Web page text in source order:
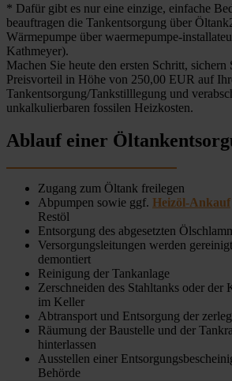
* Dafür gibt es nur eine einzige, einfache
beauftragen die Tankentsorgung über
Wärmepumpe über waermepumpe-
Kathmeyer).
Machen Sie heute den ersten Schritt, sichern
Preisvorteil in Höhe von 250,00 EUR auf
Tankentsorgung/Tankstilllegung und
unkalkulierbaren fossilen Heizkosten.
Ablauf einer
Zugang zum Öltank freilegen
Abpumpen sowie ggf. Heizöl-Ankauf
Restöl
Entsorgung des abgesetzten
Versorgungsleitungen werden
demontiert
Reinigung der Tankanlage
Zerschneiden des Stahltanks oder der
im Keller
Abtransport und Entsorgung der
Räumung der Baustelle und der
hinterlassen
Ausstellen einer
Behörde